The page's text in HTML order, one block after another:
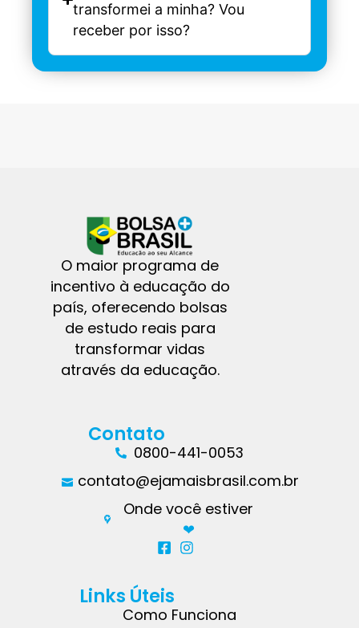
transformei a minha? Vou
receber por isso?
O maior programa de
incentivo à educação do
país, oferecendo bolsas
de estudo reais para
transformar vidas
através da educação.
Contato
0800-441-0053
contato@ejamaisbrasil.com.br
Onde você estiver
❤︎
Links Úteis
Como Funciona